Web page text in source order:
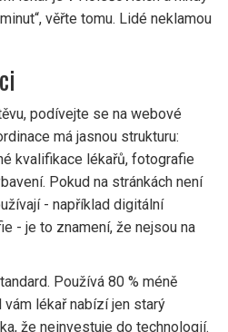
věřte tomu. Lidé neklamou
podívejte se na webové
má jasnou strukturu:
kvalifikace lékařů, fotografie
Pokud na stránkách není
- například digitální
- je to znamení, že nejsou na
Používá 80 % méně
lékař nabízí jen starý
že neinvestuje do technologií.